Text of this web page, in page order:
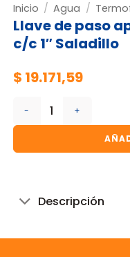
Inicio / Agua /
Llave de paso
c/c 1″ Saladillo
$ 19.171,59
Llave de paso aprob
Descripción